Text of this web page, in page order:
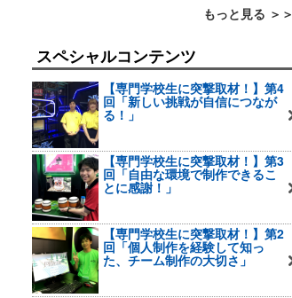
もっと見る ＞＞
スペシャルコンテンツ
【専門学校生に突撃取材！】第4
回「新しい挑戦が自信につなが
る！」
【専門学校生に突撃取材！】第3
回「自由な環境で制作できるこ
とに感謝！」
【専門学校生に突撃取材！】第2
回「個人制作を経験して知っ
た、チーム制作の大切さ」